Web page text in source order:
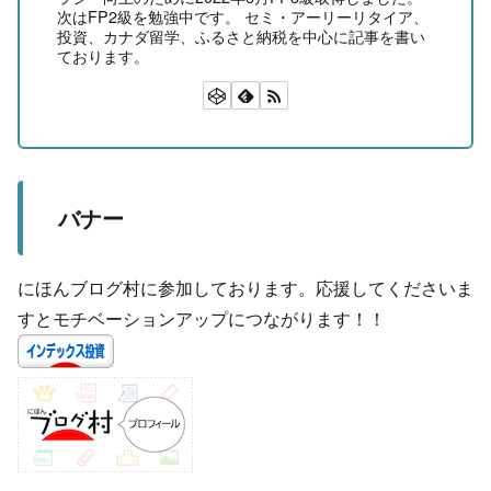
次はFP2級を勉強中です。 セミ・アーリーリタイア、
投資、カナダ留学、ふるさと納税を中心に記事を書い
ております。
バナー
にほんブログ村に参加しております。応援してくださいま
すとモチベーションアップにつながります！！